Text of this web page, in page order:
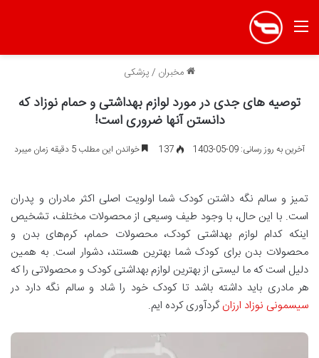
منو
مخبران /پزشکی
توصیه های جدی در مورد لوازم بهداشتی و حمام نوزاد که
دانستن آنها ضروری است!
آخرین به روز رسانی: 09-05-1403 137 خواندن این مطلب 5 دقیقه زمان میبرد
تمیز و سالم نگه داشتن کودک شما اولویت اصلی اکثر مادران و پدران
است. با این حال، با وجود طیف وسیعی از محصولات مختلف، تشخیص
اینکه کدام لوازم بهداشتی کودک، محصولات حمام، کرم‌های بدن و
محصولات بدن برای کودک شما بهترین هستند، دشوار است. به همین
دلیل است که ما لیستی از بهترین لوازم بهداشتی کودک و محصولاتی را که
هر مادری باید داشته باشد تا کودک خود را شاد و سالم نگه دارد در
سیسمونی نوزاد ارزانگردآوری کرده ایم.